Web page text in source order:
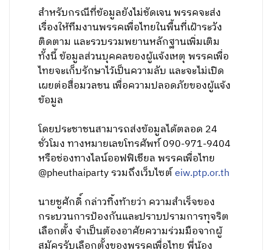
สำหรับกรณีที่ข้อมูลยังไม่ชัดเจน พรรคจะส่ง
เรื่องให้ทีมงานพรรคเพื่อไทยในพื้นที่เฝ้าระวัง
ติดตาม และรวบรวมพยานหลักฐานเพิ่มเติม
ทั้งนี้ ข้อมูลส่วนบุคคลของผู้แจ้งเหตุ พรรคเพื่อ
ไทยจะเก็บรักษาไว้เป็นความลับ และจะไม่เปิด
เผยต่อสื่อมวลชน เพื่อความปลอดภัยของผู้แจ้ง
ข้อมูล
โดยประชาชนสามารถส่งข้อมูลได้ตลอด 24
ชั่วโมง ทางหมายเลขโทรศัพท์ 090-971-9404
หรือช่องทางไลน์ออฟฟิเชียล พรรคเพื่อไทย
@pheuthaiparty รวมถึงเว็บไซต์eiw.ptp.or.th
นายชูศักดิ์ กล่าวทิ้งท้ายว่า ความสำเร็จของ
กระบวนการป้องกันและปราบปรามการทุจริต
เลือกตั้ง จำเป็นต้องอาศัยความร่วมมือจากผู้
สมัครรับเลือกตั้งของพรรคเพื่อไทย พี่น้อง